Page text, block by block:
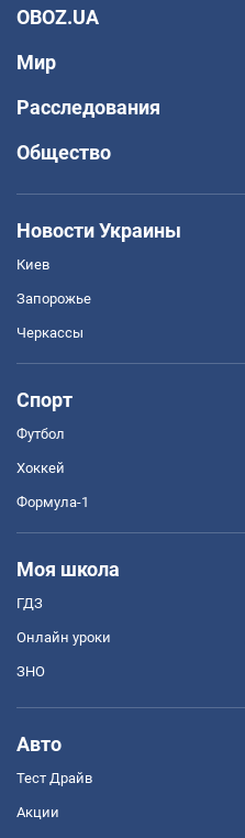
OBOZ.UA
Мир
Расследования
Общество
Новости Украины
Киев
Запорожье
Черкассы
Спорт
Футбол
Хоккей
Формула-1
Моя школа
ГДЗ
Онлайн уроки
ЗНО
Авто
Тест Драйв
Акции